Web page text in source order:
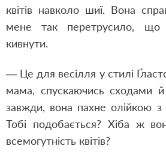
квітів навколо шиї. Вона
мене так перетрусило,
кивнути.
— Це для весілля у стилі
мама, спускаючись сходами
завжди, вона пахне олійкою
Тобі подобається? Хіба ж
всемогутність квітів?